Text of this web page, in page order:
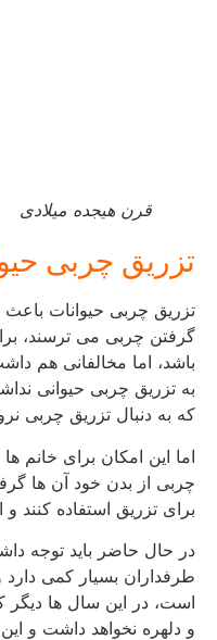
قرن هیجده میلادی
تزریق چربی
تزریق چربی حیوانات باعث
گرفتن چربی می ترسند، برای
باشد، اما مخالفانی هم
به تزریق چربی حیوانی
که به دنبال تزریق چربی نروند،
اما این امکان برای خانم ها
چربی از بدن خود آن ها
برای تزریق استفاده کنند
در حال حاضر باید توجه
طرفداران بسیار کمی دارد
است، در این سال ها دیگر
و دلهره نخواهد داشت و این